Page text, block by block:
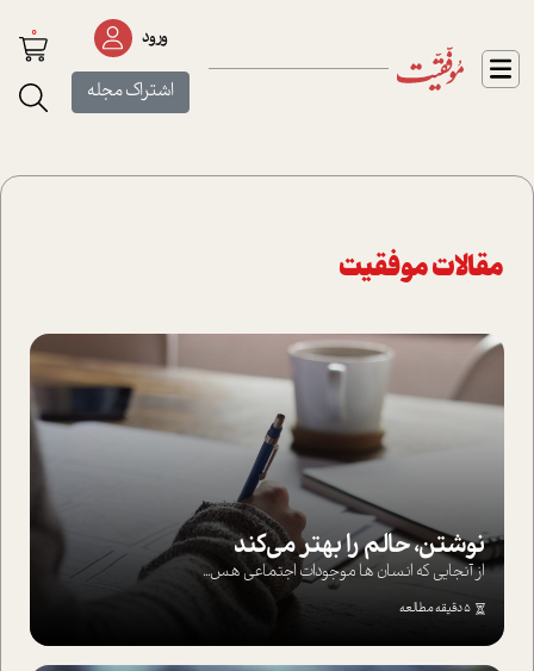
ورود
اشتراک مجله
0
مقالات موفقیت
نوشتن، حالم را بهتر می‌کند
از آنجایی که انسان ها موجودات اجتماعی هس...
5 دقیقه مطالعه